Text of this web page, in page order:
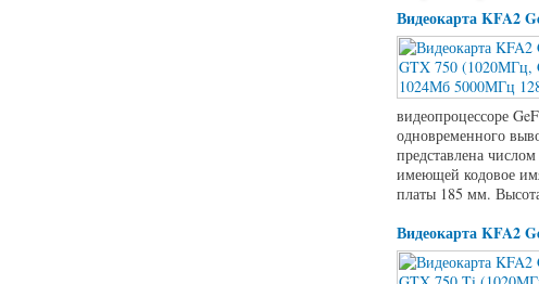
Видеокарта KFA2
видеопроцессоре
одновременного
представлена
имеющей кодовое
платы 185 мм.
Видеокарта KFA2